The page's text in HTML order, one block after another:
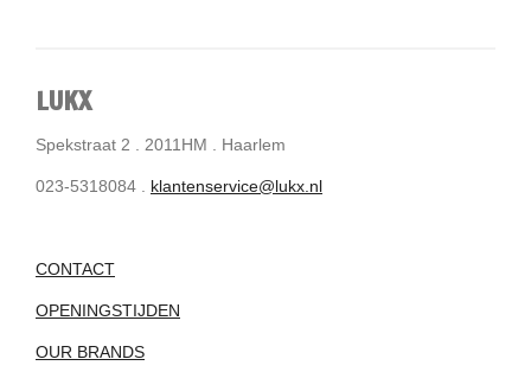
LUKX
Spekstraat 2 . 2011HM . Haarlem
023-5318084 . klantenservice@lukx.nl
CONTACT
OPENINGSTIJDEN
OUR BRANDS